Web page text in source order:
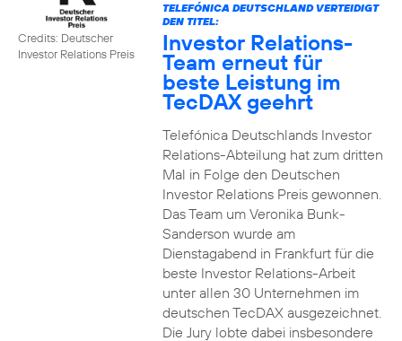
Credits: Deutscher
Investor Relations Preis
TELEFÓNICA DEUTSCHLAND VERTEIDIGT
DEN TITEL:
Investor Relations-
Team erneut für
beste Leistung im
TecDAX geehrt
Telefónica Deutschlands Investor
Relations-Abteilung hat zum dritten
Mal in Folge den Deutschen
Investor Relations Preis gewonnen.
Das Team um Veronika Bunk-
Sanderson wurde am
Dienstagabend in Frankfurt für die
beste Investor Relations-Arbeit
unter allen 30 Unternehmen im
deutschen TecDAX ausgezeichnet.
Die Jury lobte dabei insbesondere